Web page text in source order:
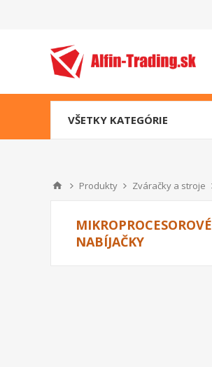
VŠETKY KATEGÓRIE
Produkty Zváračky a stroje
MIKROPROCESOROVÉ
NABÍJAČKY